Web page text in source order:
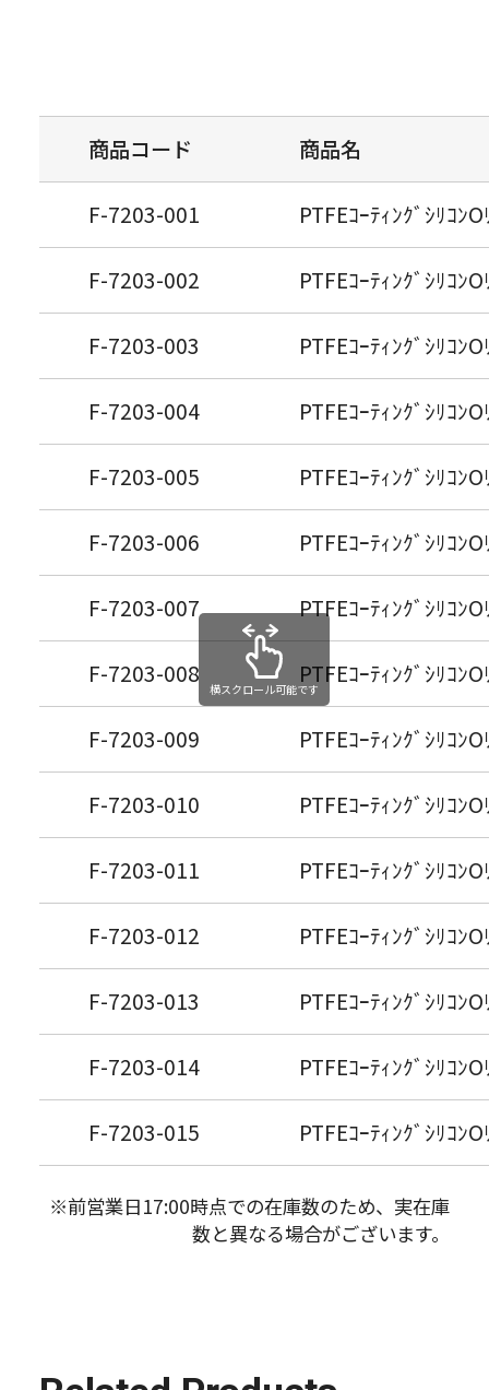
商品コード 商品名
F-7203-001 PTFEｺｰﾃｨﾝｸﾞｼﾘｺ
F-7203-002 PTFEｺｰﾃｨﾝｸﾞｼﾘｺ
F-7203-003 PTFEｺｰﾃｨﾝｸﾞｼﾘｺ
F-7203-004 PTFEｺｰﾃｨﾝｸﾞｼﾘｺ
F-7203-005 PTFEｺｰﾃｨﾝｸﾞｼﾘｺ
F-7203-006 PTFEｺｰﾃｨﾝｸﾞｼﾘｺ
F-7203-007 PTFEｺｰﾃｨﾝｸﾞｼﾘｺ
F-7203-008 PTFEｺｰﾃｨﾝｸﾞｼﾘｺ
F-7203-009 PTFEｺｰﾃｨﾝｸﾞｼﾘｺ
F-7203-010 PTFEｺｰﾃｨﾝｸﾞｼﾘｺ
F-7203-011 PTFEｺｰﾃｨﾝｸﾞｼﾘｺ
F-7203-012 PTFEｺｰﾃｨﾝｸﾞｼﾘｺ
F-7203-013 PTFEｺｰﾃｨﾝｸﾞｼﾘｺ
F-7203-014 PTFEｺｰﾃｨﾝｸﾞｼﾘｺ
F-7203-015 PTFEｺｰﾃｨﾝｸﾞｼﾘｺ
横スクロール可能です
※前営業日17:00時点での在庫数のため、実在庫
数と異なる場合がございます。